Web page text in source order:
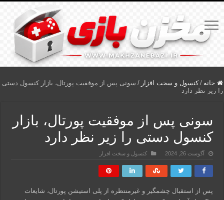
خانه / کنسول و سخت افزار / سونی پس از موفقیت پورتال، بازار کنسول‌ دستی
را زیر نظر دارد
سونی پس از موفقیت پورتال، بازار
کنسول‌ دستی را زیر نظر دارد
آگوست 26, 2024 کنسول و سخت افزار
پس از استقبال چشمگیر و غیرمنتظره از پلی استیشن پورتال، شایعات